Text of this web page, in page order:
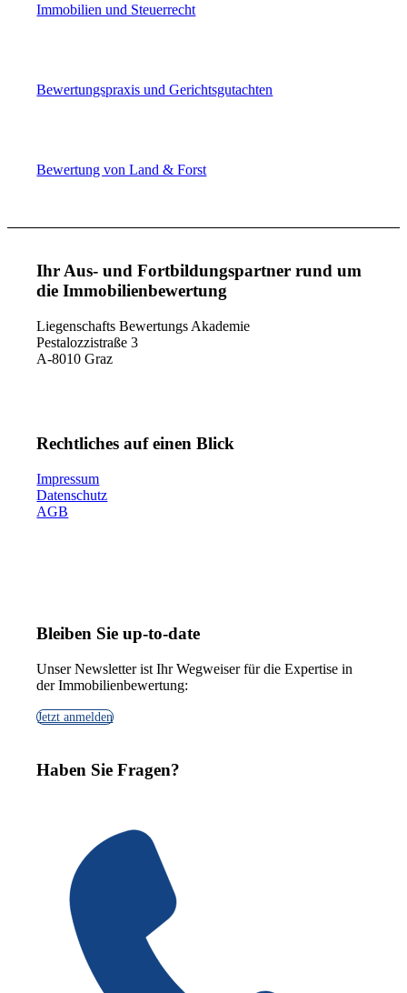
Immobilien und Steuerrecht
Bewertungspraxis und Gerichtsgutachten
Bewertung von Land & Forst
Ihr Aus- und Fortbildungspartner rund um
die Immobilienbewertung
Liegenschafts Bewertungs Akademie
Pestalozzistraße 3
A-8010 Graz
Rechtliches auf einen Blick
Impressum
Datenschutz
AGB
Bleiben Sie up-to-date
Unser Newsletter ist Ihr Wegweiser für die Expertise in
der Immobilienbewertung:
Jetzt anmelden
Haben Sie Fragen?